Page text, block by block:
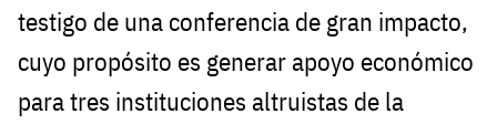
testigo de una conferencia de gran impacto,
cuyo propósito es generar apoyo económico
para tres instituciones altruistas de la